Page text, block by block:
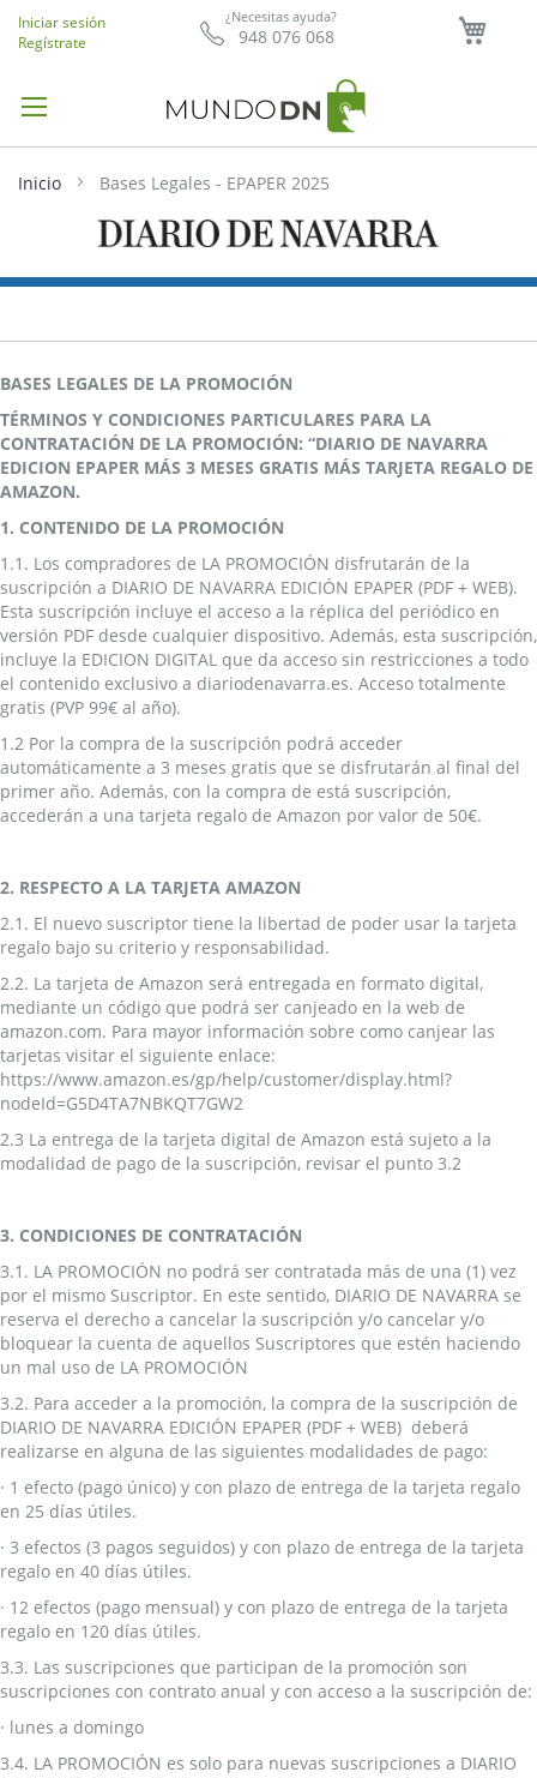
¿Necesitas ayuda?
948 076 068
Iniciar sesión
Regístrate
Inicio Bases Legales - EPAPER 2025
BASES LEGALES DE LA PROMOCIÓN
TÉRMINOS Y CONDICIONES PARTICULARES PARA LA
CONTRATACIÓN DE LA PROMOCIÓN: “DIARIO DE NAVARRA
EDICION EPAPER MÁS 3 MESES GRATIS MÁS TARJETA REGALO DE
AMAZON.
1. CONTENIDO DE LA PROMOCIÓN
1.1. Los compradores de LA PROMOCIÓN disfrutarán de la
suscripción a DIARIO DE NAVARRA EDICIÓN EPAPER (PDF + WEB).
Esta suscripción incluye el acceso a la réplica del periódico en
versión PDF desde cualquier dispositivo. Además, esta suscripción,
incluye la EDICION DIGITAL que da acceso sin restricciones a todo
el contenido exclusivo a diariodenavarra.es. Acceso totalmente
gratis (PVP 99€ al año).
1.2 Por la compra de la suscripción podrá acceder
automáticamente a 3 meses gratis que se disfrutarán al final del
primer año. Además, con la compra de está suscripción,
accederán a una tarjeta regalo de Amazon por valor de 50€.
2. RESPECTO A LA TARJETA AMAZON
2.1. El nuevo suscriptor tiene la libertad de poder usar la tarjeta
regalo bajo su criterio y responsabilidad.
2.2. La tarjeta de Amazon será entregada en formato digital,
mediante un código que podrá ser canjeado en la web de
amazon.com. Para mayor información sobre como canjear las
tarjetas visitar el siguiente enlace:
https://www.amazon.es/gp/help/customer/display.html?
nodeId=G5D4TA7NBKQT7GW2
2.3 La entrega de la tarjeta digital de Amazon está sujeto a la
modalidad de pago de la suscripción, revisar el punto 3.2
3. CONDICIONES DE CONTRATACIÓN
3.1. LA PROMOCIÓN no podrá ser contratada más de una (1) vez
por el mismo Suscriptor. En este sentido, DIARIO DE NAVARRA se
reserva el derecho a cancelar la suscripción y/o cancelar y/o
bloquear la cuenta de aquellos Suscriptores que estén haciendo
un mal uso de LA PROMOCIÓN
3.2. Para acceder a la promoción, la compra de la suscripción de
DIARIO DE NAVARRA EDICIÓN EPAPER (PDF + WEB) deberá
realizarse en alguna de las siguientes modalidades de pago:
· 1 efecto (pago único) y con plazo de entrega de la tarjeta regalo
en 25 días útiles.
· 3 efectos (3 pagos seguidos) y con plazo de entrega de la tarjeta
regalo en 40 días útiles.
· 12 efectos (pago mensual) y con plazo de entrega de la tarjeta
regalo en 120 días útiles.
3.3. Las suscripciones que participan de la promoción son
suscripciones con contrato anual y con acceso a la suscripción de:
· lunes a domingo
3.4. LA PROMOCIÓN es solo para nuevas suscripciones a DIARIO